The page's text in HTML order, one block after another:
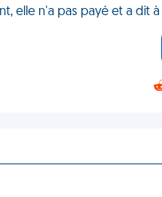
elle n'a pas payé et a dit